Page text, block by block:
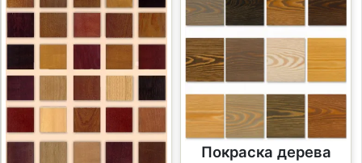
Покраска дерева